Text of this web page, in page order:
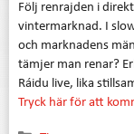
Följ renrajden i
vintermarknad. I
och marknadens
tämjer man renar?
Ráidu live, lika
Tryck här för att